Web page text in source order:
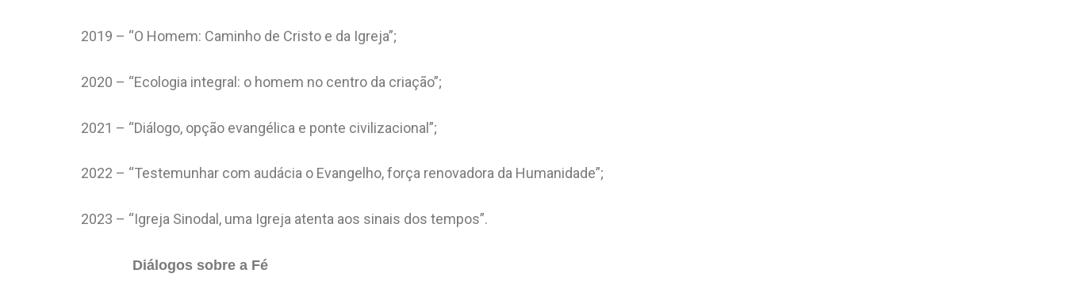
2019 – “O Homem: Caminho de Cristo e da Igreja”;
2020 – “Ecologia integral: o homem no centro da criação”;
2021 – “Diálogo, opção evangélica e ponte civilizacional”;
2022 – “Testemunhar com audácia o Evangelho, força renovadora da Humanidade”;
2023 – “Igreja Sinodal, uma Igreja atenta aos sinais dos tempos”.
Diálogos sobre a Fé